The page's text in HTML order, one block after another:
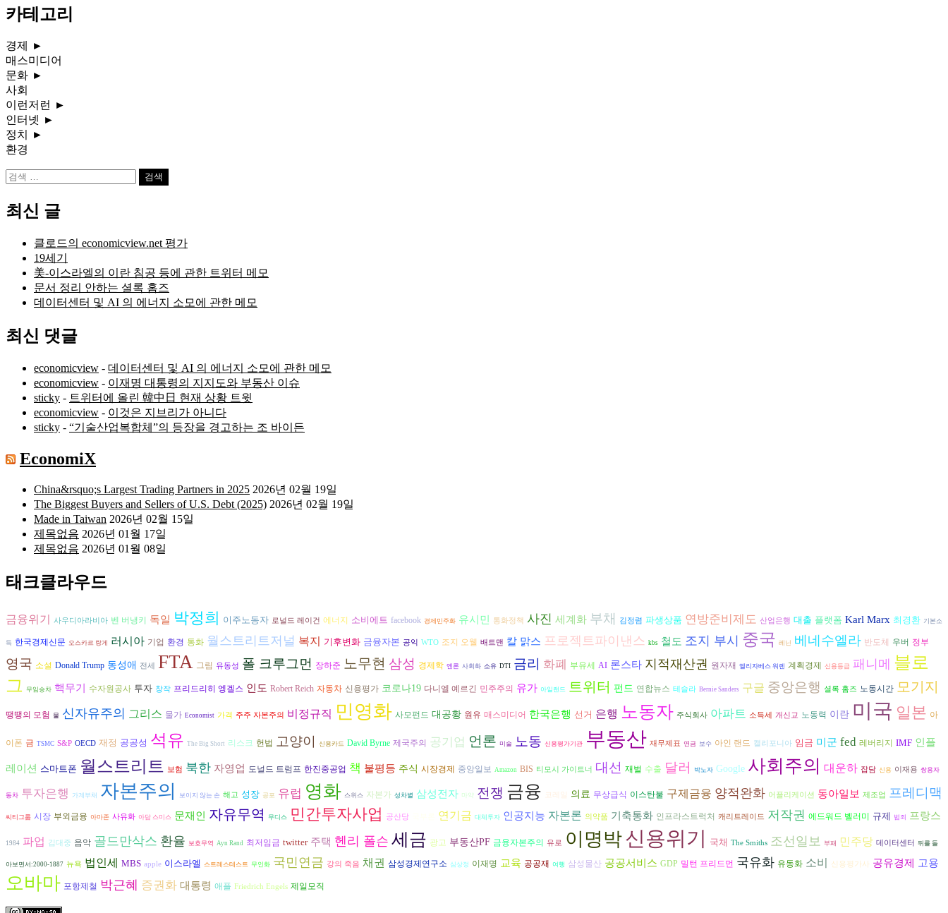
카테고리
경제
►
매스미디어
문화 ►
사회
이런저런 ►
인터넷 ►
정치
►
환경
검
최신 글
클로드의 economicview.net 평가
19세기
美-이스라엘의 이란 침공 등에 관한 트위터 메모
문서 정리 안하는 셜록 홈즈
데이터센터 및 AI 의 에너지 소모에 관한 메모
최신 댓글
economicview - 데이터센터 및 AI 의 에너지 소모에 관한 메모
economicview - 이재명 대통령의 지지도와 부동산 이슈
sticky - 트위터에 올린 韓中日 현재 상황 트윗
economicview - 이것은 지브리가 아니다
sticky - “기술산업복합체”의 등장을 경고하는 조 바이든
EconomiX
China&rsquo;s Largest Trading Partners in 2025 2026년 02월 19일
The Biggest Buyers and Sellers of U.S. Debt (2025) 2026년 02월 19일
Made in Taiwan 2026년 02월 15일
제목없음 2026년 01월 17일
제목없음 2026년 01월 08일
태크클라우드
금융위기 사우디아라비아 벤 버냉키 독일 박정희 이주노동자 로널드 레이건 에너지 소비에트 facebook 경제민주화 유시민 통화정책 사진 세계화 부채 김정렴 파생상품 연방준비제도 산업은행 대출 플랫폼 Karl Marx 최경환 기본소
득 한국경제신문 오스카르 랑게 러시아 기업 환경 통화 월스트리트저널 복지 기후변화 금융자본 공익 WTO 조지 오웰 배트맨 칼 맑스 프로젝트파이낸스 kbs 철도 조지 부시 중국 레닌 베네수엘라 반도체 우버 정부
영국 소설 Donald Trump 동성애 전세 FTA 그림 유동성 폴 크루그먼 장하준 노무현 삼성 경제학 엔론 사회화 소유 DTI 금리 화폐 부유세 AI 론스타 지적재산권 원자재 엘리자베스 워렌 계획경제 신용등급 패니메 블로
그 무임승차 핵무기 수자원공사 투자 창작 프리드리히 엥겔스 인도 Robert Reich 자동차 신용평가 코로나19 다니엘 예르긴 민주주의 유가 아일랜드 트위터 펀드 연합뉴스 테슬라 Bernie Sanders 구글 중앙은행 셜록 홈즈 노동시간 모기지
땡땡의 모험 물 신자유주의 그리스 물가 Economist 가격 주주 자본주의 비정규직 민영화 사모펀드 대공황 원유 매스미디어 한국은행 선거 은행 노동자 주식회사 아파트 소득세 개신교 노동력 이란 미국 일본 아
이폰 금 TSMC S&P OECD 재정 공공성 석유 The Big Short 리스크 헌법 고양이 신용카드 David Byrne 제국주의 공기업 언론 미술 노동 신용평가기관 부동산 재무제표 연금 보수 아인 랜드 캘리포니아 임금 미군 fed 레버리지 IMF 인플
레이션 스마트폰 월스트리트 보험 북한 자영업 도널드 트럼프 한진중공업 책 불평등 주식 시장경제 중앙일보 Amazon BIS 티모시 가이트너 대선 재벌 수출 달러 박노자 Google 사회주의 대운하 잡담 신용 이재용 쌍용자
동차 투자은행 가계부채 자본주의 보이지 않는 손 해고 성장 공포 유럽 영화 스위스 자본가 성차별 삼성전자 마약 전쟁 금융 코레일 의료 무상급식 이스탄불 구제금융 양적완화 어플리케이션 동아일보 제조업 프레디맥
씨티그룹 시장 부외금융 아마존 사유화 아담 스미스 문재인 자유무역 무디스 민간투자사업 공산당 연기금 대체투자 인공지능 자본론 의약품 기축통화 인프라스트럭처 캐리트레이드 저작권 에드워드 벨러미 규제 범죄 프랑스
1984 파업 김대중 음악 골드만삭스 환율 보호무역 Ayn Rand 최저임금 twitter 주택 헨리 폴슨 세금 광고 부동산PF 금융자본주의 유로 이명박신용위기 국채 The Smiths 조선일보 부패 민주당 데이터센터 뒤를 돌
아보면서:2000-1887 뉴욕 법인세 MBS apple 이스라엘 스트레스테스트 무인화 국민연금 강의 죽음 채권 삼성경제연구소 심상정 이재명 교육 공공재 여행 삼성물산 공공서비스 GDP 밀턴 프리드먼 국유화 유동화 소비 신용평가사 공유경제 고용
오바마 포항제철 박근혜 증권화 대통령 애플 Friedrich Engels 제일모직